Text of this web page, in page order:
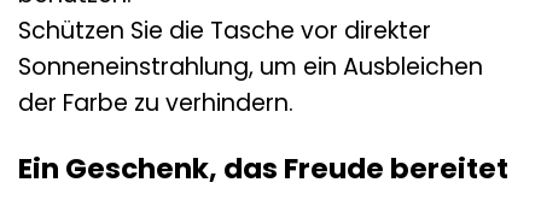
Schützen Sie die Tasche vor direkter
Sonneneinstrahlung, um ein Ausbleichen
der Farbe zu verhindern.
Ein Geschenk, das Freude bereitet